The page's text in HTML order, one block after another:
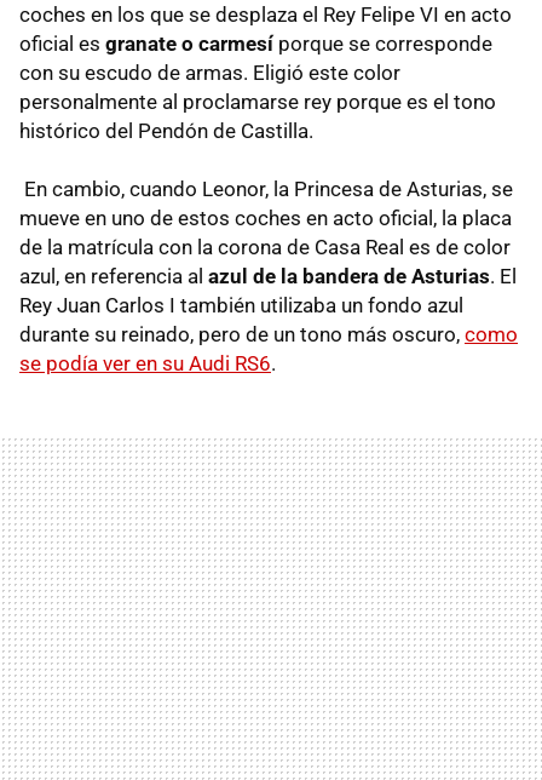
coches en los que se desplaza el Rey Felipe VI en acto
oficial es granate o carmesí porque se corresponde
con su escudo de armas. Eligió este color
personalmente al proclamarse rey porque es el tono
histórico del Pendón de Castilla.
En cambio, cuando Leonor, la Princesa de Asturias, se
mueve en uno de estos coches en acto oficial, la placa
de la matrícula con la corona de Casa Real es de color
azul, en referencia al azul de la bandera de Asturias. El
Rey Juan Carlos I también utilizaba un fondo azul
durante su reinado, pero de un tono más oscuro, como
se podía ver en su Audi RS6.